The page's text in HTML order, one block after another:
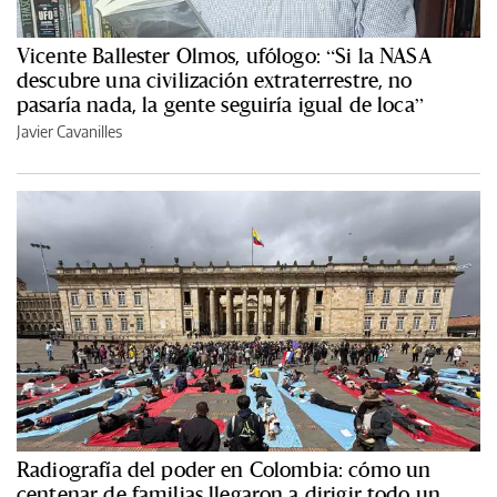
Vicente Ballester Olmos, ufólogo: “Si la NASA
descubre una civilización extraterrestre, no
pasaría nada, la gente seguiría igual de loca”
Javier Cavanilles
Radiografía del poder en Colombia: cómo un